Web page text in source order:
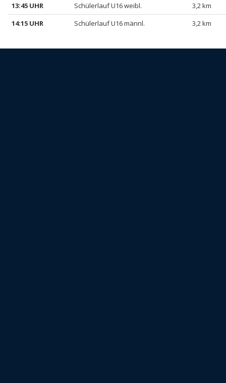
13:45 UHR
Schülerlauf U16 weibl.
3,2 km
14:15 UHR
Schülerlauf U16 männl. 3,2 km